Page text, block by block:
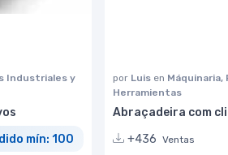
Industriales y
mín: 100
por Luis en
Herramientas
Abraçadeira com
+436 Ventas